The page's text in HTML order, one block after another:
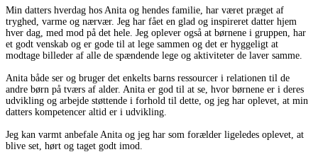
Min datters hverdag hos Anita og hendes familie, har været præget af
tryghed, varme og nærvær. Jeg har fået en glad og inspireret datter hjem
hver dag, med mod på det hele. Jeg oplever også at børnene i gruppen, har
et godt venskab og er gode til at lege sammen og det er hyggeligt at
modtage billeder af alle de spændende lege og aktiviteter de laver samme.
Anita både ser og bruger det enkelts barns ressourcer i relationen til de
andre børn på tværs af alder. Anita er god til at se, hvor børnene er i deres
udvikling og arbejde støttende i forhold til dette, og jeg har oplevet, at min
datters kompetencer altid er i udvikling.
Jeg kan varmt anbefale Anita og jeg har som forælder ligeledes oplevet, at
blive set, hørt og taget godt imod.